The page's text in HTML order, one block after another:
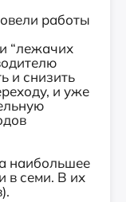
работы
“лежачих
и снизить
и уже
наибольшее
в семи. В их